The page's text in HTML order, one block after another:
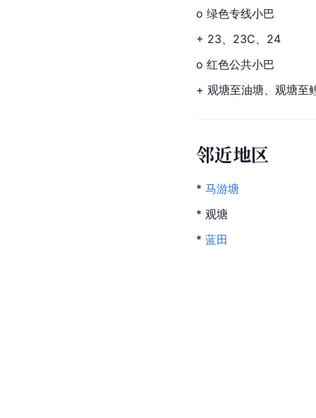
o 绿色专线小巴
+ 23、23C、24
o 红色公共小巴
+ 观塘至油塘、观塘至
邻近地区
* 马游塘
* 观塘
* 蓝田